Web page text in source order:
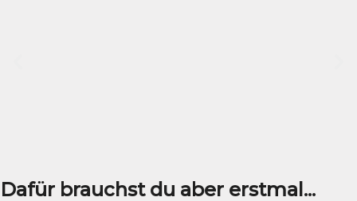
Dafür brauchst du aber erstmal...